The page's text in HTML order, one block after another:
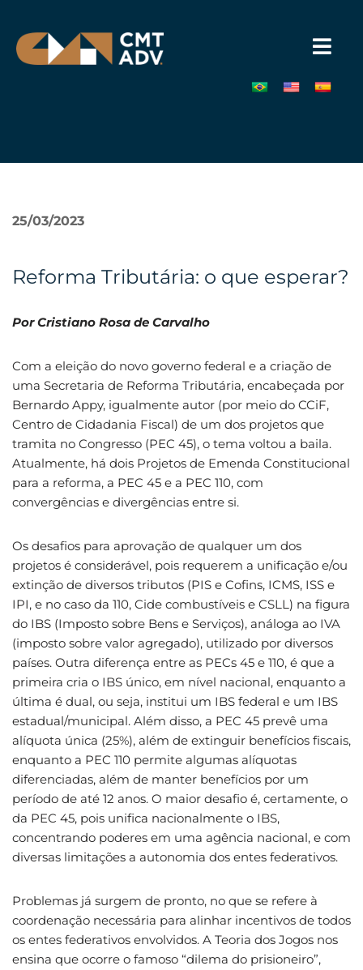
Pular
para
»
Reforma Tributária: o que esperar?
25/03/2023
Por Cristiano Rosa de Carvalho
Com a eleição do novo governo federal e a criação de
uma Secretaria de Reforma Tributária, encabeçada por
Bernardo Appy, igualmente autor (por meio do CCiF,
Centro de Cidadania Fiscal) de um dos projetos que
tramita no Congresso (PEC 45), o tema voltou a baila.
Atualmente, há dois Projetos de Emenda Constitucional
para a reforma, a PEC 45 e a PEC 110, com
convergências e divergências entre si.
Os desafios para aprovação de qualquer um dos
projetos é considerável, pois requerem a unificação e/ou
extinção de diversos tributos (PIS e Cofins, ICMS, ISS e
IPI, e no caso da 110, Cide combustíveis e CSLL) na figura
do IBS (Imposto sobre Bens e Serviços), análoga ao IVA
(imposto sobre valor agregado), utilizado por diversos
países. Outra diferença entre as PECs 45 e 110, é que a
primeira cria o IBS único, em nível nacional, enquanto a
última é dual, ou seja, institui um IBS federal e um IBS
estadual/municipal. Além disso, a PEC 45 prevê uma
alíquota única (25%), além de extinguir benefícios fiscais,
enquanto a PEC 110 permite algumas alíquotas
diferenciadas, além de manter benefícios por um
período de até 12 anos. O maior desafio é, certamente, o
da PEC 45, pois unifica nacionalmente o IBS,
concentrando poderes em uma agência nacional, e com
diversas limitações a autonomia dos entes federativos.
Problemas já surgem de pronto, no que se refere à
coordenação necessária para alinhar incentivos de todos
os entes federativos envolvidos. A Teoria dos Jogos nos
ensina que ocorre o famoso “dilema do prisioneiro”,